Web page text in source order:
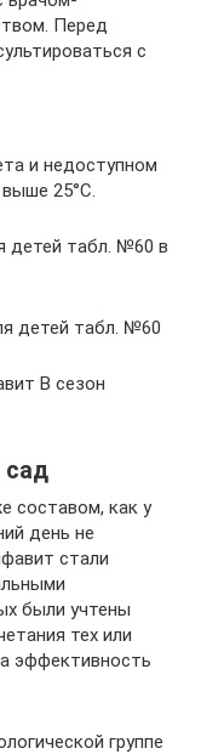
Перед
с
и недоступном
25°С.
детей табл. №60 в
детей табл. №60
В сезон
сад
составом, как у
день не
стали
были учтены
тех или
эффективность
группе